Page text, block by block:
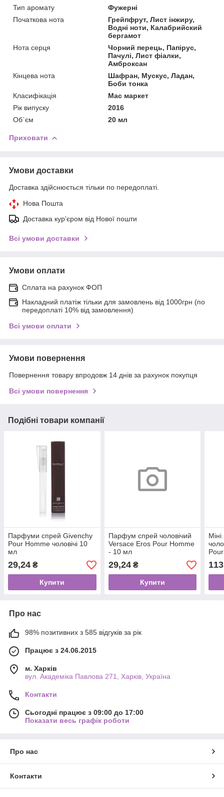
Тип аромату
Фужерні
Початкова нота
Грейпфрут, Лист інжиру,
Водні ноти, Калабрийский
бергамот
Нота серця
Чорний перець, Папірус,
Пачулі, Лист фіалки,
Амброксан
Кінцева нота
Шафран, Мускус, Ладан,
Боби тонка
Класифікація
Мас маркет
Рік випуску
2016
Об`єм
20 мл
Приховати
Умови доставки
Доставка здійснюється тільки по передоплаті.
Нова Пошта
Доставка кур'єром від Нової пошти
Всі умови доставки
Умови оплати
Сплата на рахунок ФОП
Накладний платіж тільки для замовлень від 1000грн (по
передоплаті 10% від замовлення)
Всі умови оплати
Умови повернення
Повернення товару впродовж 14 днів за рахунок покупця
Всі умови повернення
Подібні товари компанії
Парфуми спрей Givenchy
Pour Homme чоловічі 10
мл
29,24 ₴
Купити
Парфум спрей чоловічий
Versace Eros Pour Homme
- 10 мл
29,24₴
Купити
Про нас
98% позитивних з 585 відгуків за рік
Працює з 24.06.2015
м. Харків
вул. Академіка Павлова 271, Харків, Україна
Контакти
Сьогодні працює з 09:00 до 17:00
Показати весь графік роботи
Про нас
Контакти